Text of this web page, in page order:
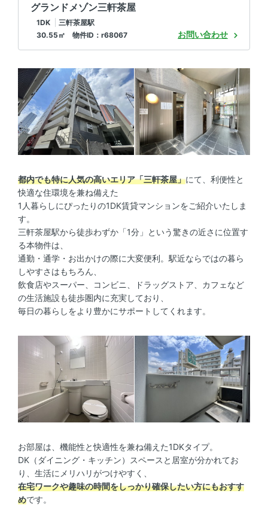
グランドメゾン三軒茶屋
1DK
三軒茶屋駅
30.55㎡ 物件ID：r68067
お問い合わせ
都内でも特に人気の高いエリア「三軒茶屋」にて、利便性と
快適な住環境を兼ね備えた
1人暮らしにぴったりの1DK賃貸マンションをご紹介いたしま
す。
三軒茶屋駅から徒歩わずか「1分」という驚きの近さに位置す
る本物件は、
通勤・通学・お出かけの際に大変便利。駅近ならではの暮ら
しやすさはもちろん、
飲食店やスーパー、コンビニ、ドラッグストア、カフェなど
の生活施設も徒歩圏内に充実しており、
毎日の暮らしをより豊かにサポートしてくれます。
お部屋は、機能性と快適性を兼ね備えた1DKタイプ。
DK（ダイニング・キッチン）スペースと居室が分かれてお
り、生活にメリハリがつけやすく、
在宅ワークや趣味の時間をしっかり確保したい方にもおすす
めです。